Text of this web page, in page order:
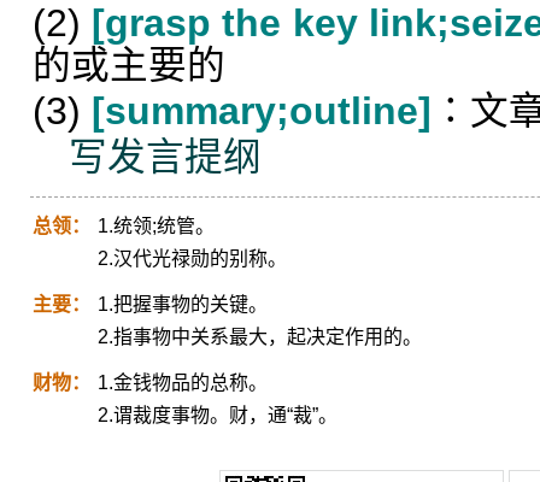
(2) [grasp the key
的或主要的
(3) [summary;outline] ∶文
写发言提纲
总领：
1.统领;统管。
2.汉代光禄勋的别称。
主要：
1.把握事物的关键。
2.指事物中关系最大，起决定作用的。
财物：
1.金钱物品的总称。
2.谓裁度事物。财，通“裁”。